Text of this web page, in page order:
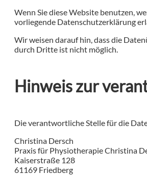
Wenn Sie diese Website benutzen,
vorliegende Datenschutzerklärung
Wir weisen darauf hin, dass die
durch Dritte ist nicht möglich.
Hinweis zur
Die verantwortliche Stelle für die
Christina Dersch
Praxis für Physiotherapie Christina
Kaiserstraße 128
61169 Friedberg